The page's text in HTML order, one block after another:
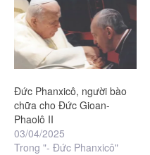
Đức Phanxicô, người bào
chữa cho Đức Gioan-
Phaolô II
03/04/2025
Trong "- Đức Phanxicô"